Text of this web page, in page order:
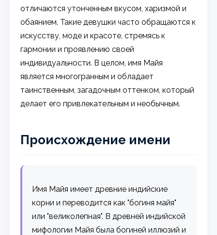
отличаются утонченным вкусом, харизмой и
обаянием. Такие девушки часто обращаются к
искусству, моде и красоте, стремясь к
гармонии и проявлению своей
индивидуальности. В целом, имя Майя
является многогранным и обладает
таинственным, загадочным оттенком, который
делает его привлекательным и необычным.
Происхождение имени
Имя Майя имеет древние индийские
корни и переводится как "богиня майя"
или "великолепная". В древней индийской
мифологии Майя была богиней иллюзий и